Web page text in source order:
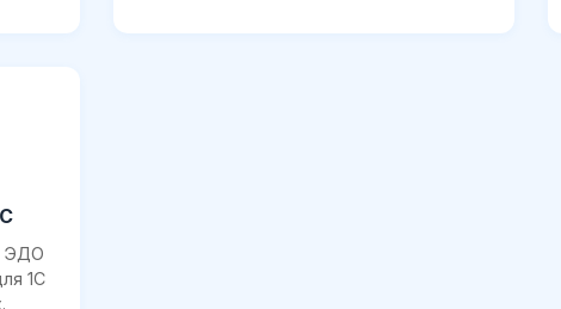
ЭДО
1С